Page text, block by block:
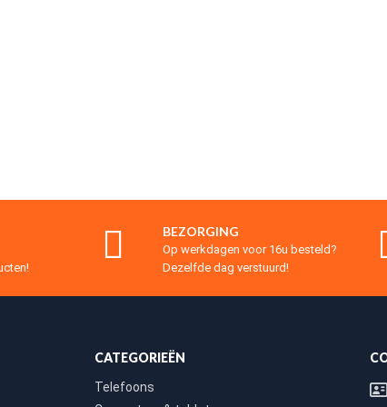
BEZORGING
Op werkdagen voor 16u besteld?
Dezelfde dag verstuurd!
CATEGORIEËN
Telefoons